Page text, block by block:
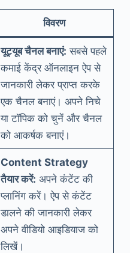
विवरण
यूट्यूब चैनल बनाएं: सबसे पहले
कमाई केंद्र ऑनलाइन ऐप से
जानकारी लेकर प्राप्त करके
एक चैनल बनाएं। अपने निचे
या टॉपिक को चुनें और चैनल
को आकर्षक बनाएं।
Content Strategy
तैयार करें: अपने कंटेंट की
प्लानिंग करें। ऐप से कंटेंट
डालने की जानकारी लेकर
अपने वीडियो आइडियाज को
लिखें।